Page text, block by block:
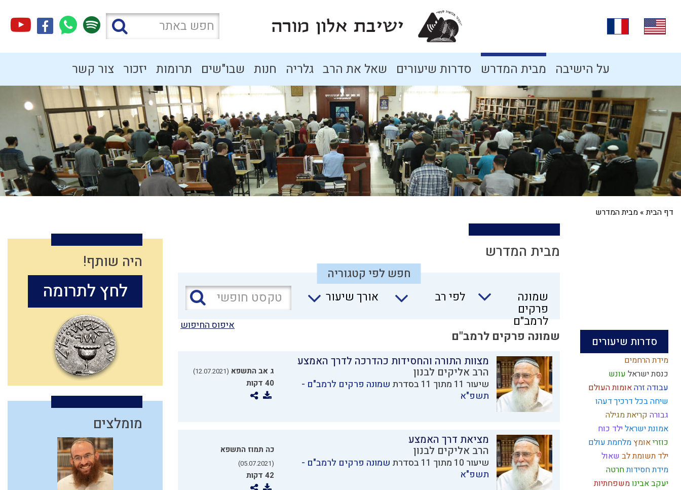
על הישיבה מבית המדרש סדרות שיעורים שאל את הרב גלריה חנות שבו"שים תרומות יזכור צור קשר
דף הבית» מבית המדרש
סדרות שיעורים
מידת הרחמים
כנסת ישראל עונש
עבודה זרהאומות העולם
שיחהבכל דרכיך דעהו
גבורה קריאת מגילה
אמונת ישראלילד כוח
כוזריאומץמלחמת עולם
ילד תשומת לב שאול
מידת חסידותחרטה
יעקב אבינומשפחתיות
מבית המדרש
חפש לפי קטגוריה
איפוס החיפוש
שמונה
פרקים
לרמב"ם
שמונה
פרקים
לרמב"ם
לפי רב אורך שיעור
שמונה פרקים לרמב"ם
מצוות התורה והחסידות כהדרכה לדרך האמצע
הרב אליקים לבנון
שיעור 11 מתוך 11 בסדרת
שמונה פרקים לרמב"ם -
תשפ"א
ג אב התשפא (12.07.2021)
40 דקות
מציאת דרך האמצע
הרב אליקים לבנון
שיעור 10 מתוך 11 בסדרת
שמונה פרקים לרמב"ם -
תשפ"א
כה תמוז התשפא
(05.07.2021)
42 דקות
היה שותף!
לחץ לתרומה
מומלצים